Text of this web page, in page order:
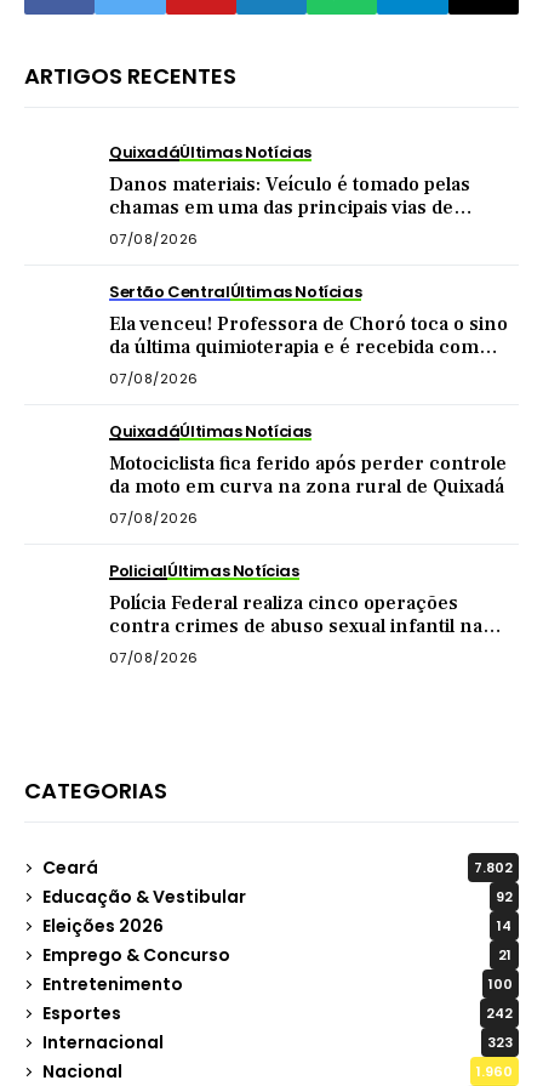
ARTIGOS RECENTES
QuixadáÚltimas Notícias
Danos materiais: Veículo é tomado pelas
chamas em uma das principais vias de
Quixadá
07/08/2026
Sertão CentralÚltimas Notícias
Ela venceu! Professora de Choró toca o sino
da última quimioterapia e é recebida com
carreata
07/08/2026
QuixadáÚltimas Notícias
Motociclista fica ferido após perder controle
da moto em curva na zona rural de Quixadá
07/08/2026
PolicialÚltimas Notícias
Polícia Federal realiza cinco operações
contra crimes de abuso sexual infantil na
internet
07/08/2026
CATEGORIAS
Ceará 7.802
Educação & Vestibular 92
Eleições 2026 14
Emprego & Concurso 21
Entretenimento 100
Esportes 242
Internacional 323
Nacional 1.960